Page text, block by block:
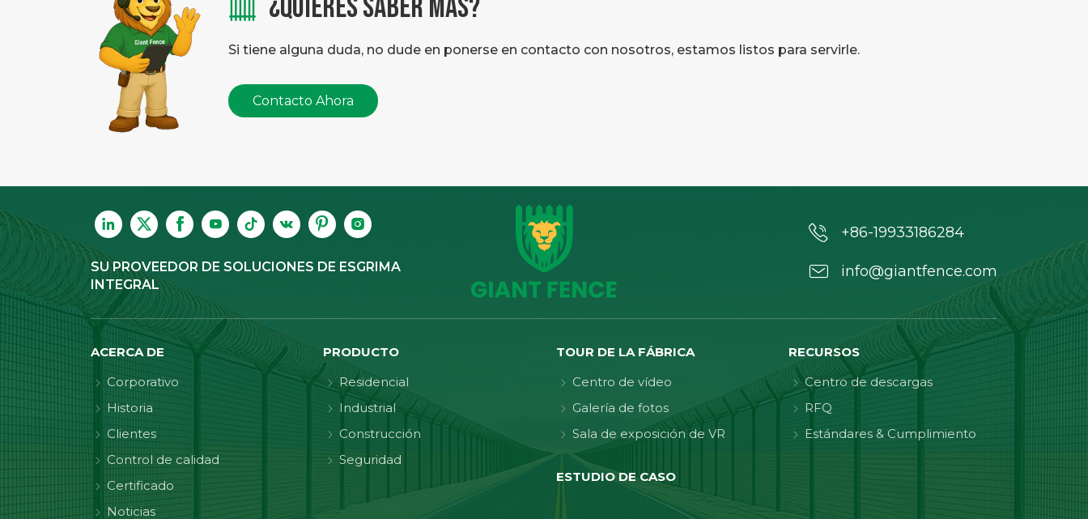
¿QUIERES SABER MÁS?
Si tiene alguna duda, no dude en ponerse en contacto con nosotros, estamos listos para servirle.
Contacto Ahora
SU PROVEEDOR DE SOLUCIONES DE ESGRIMA
INTEGRAL
+86-19933186284
info@giantfence.com
ACERCA DE
Corporativo
Historia
Clientes
Control de calidad
Certificado
Noticias
PRODUCTO
Residencial
Industrial
Construcción
Seguridad
TOUR DE LA FÁBRICA
Centro de vídeo
Galería de fotos
Sala de exposición de VR
ESTUDIO DE CASO
RECURSOS
Centro de descargas
RFQ
Estándares & Cumplimiento